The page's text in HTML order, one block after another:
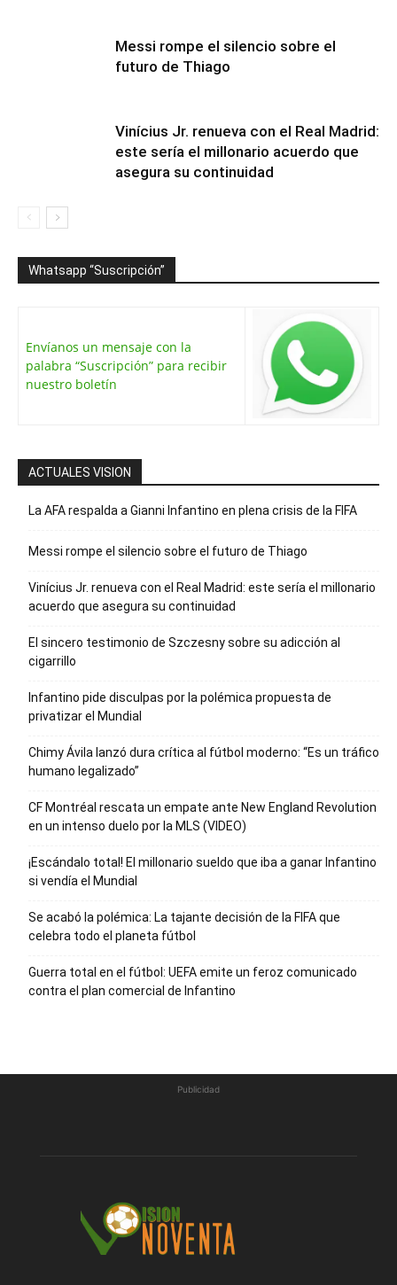
Messi rompe el silencio sobre el
futuro de Thiago
Vinícius Jr. renueva con el Real Madrid:
este sería el millonario acuerdo que
asegura su continuidad
Whatsapp “Suscripción”
Envíanos un mensaje con la
palabra “Suscripción” para recibir
nuestro boletín
ACTUALES VISION
La AFA respalda a Gianni Infantino en plena crisis de la FIFA
Messi rompe el silencio sobre el futuro de Thiago
Vinícius Jr. renueva con el Real Madrid: este sería el millonario
acuerdo que asegura su continuidad
El sincero testimonio de Szczesny sobre su adicción al
cigarrillo
Infantino pide disculpas por la polémica propuesta de
privatizar el Mundial
Chimy Ávila lanzó dura crítica al fútbol moderno: “Es un tráfico
humano legalizado”
CF Montréal rescata un empate ante New England Revolution
en un intenso duelo por la MLS (VIDEO)
¡Escándalo total! El millonario sueldo que iba a ganar Infantino
si vendía el Mundial
Se acabó la polémica: La tajante decisión de la FIFA que
celebra todo el planeta fútbol
Guerra total en el fútbol: UEFA emite un feroz comunicado
contra el plan comercial de Infantino
Publicidad